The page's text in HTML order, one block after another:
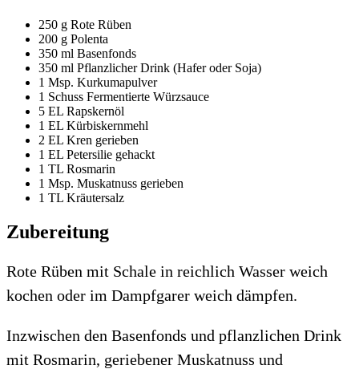
250 g Rote Rüben
200 g Polenta
350 ml Basenfonds
350 ml Pflanzlicher Drink (Hafer oder Soja)
1 Msp. Kurkumapulver
1 Schuss Fermentierte Würzsauce
5 EL Rapskernöl
1 EL Kürbiskernmehl
2 EL Kren gerieben
1 EL Petersilie gehackt
1 TL Rosmarin
1 Msp. Muskatnuss gerieben
1 TL Kräutersalz
Zubereitung
Rote Rüben mit Schale in reichlich Wasser weich
kochen oder im Dampfgarer weich dämpfen.
Inzwischen den Basenfonds und pflanzlichen Drink
mit Rosmarin, geriebener Muskatnuss und